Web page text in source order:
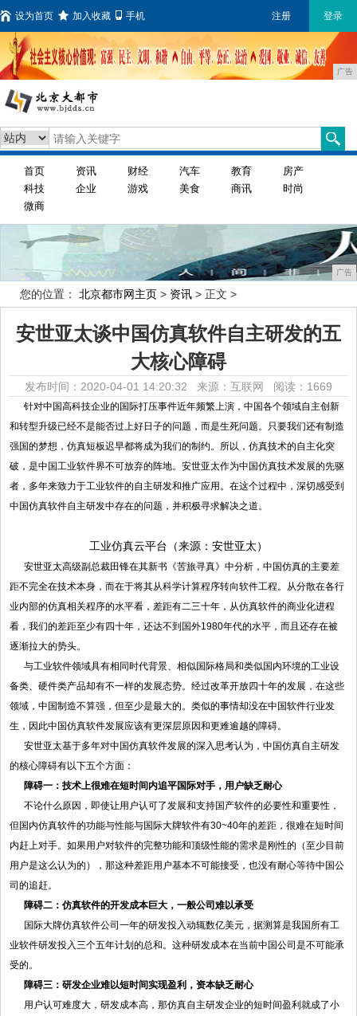
设为首页 加入收藏 手机 注册 登录
广告
首页 资讯 财经 汽车 教育
房产
科技
企业 游戏 美食 商讯
时尚
微商
广告
您的位置： 北京都市网主页 > 资讯 > 正文 >
安世亚太谈中国仿真软件自主研发的五
大核心障碍
发布时间：2020-04-01 14:20:32 来源：互联网 阅读：1669
针对中国高科技企业的国际打压事件近年频繁上演，中国各个领域自主创新
和转型升级已经不是能否过上好日子的问题，而是生死问题。只要我们还有制造
强国的梦想，仿真短板迟早都将成为我们的制约。所以，仿真技术的自主化突
破，是中国工业软件界不可放弃的阵地。安世亚太作为中国仿真技术发展的先驱
者，多年来致力于工业软件的自主研发和推广应用。在这个过程中，深切感受到
中国仿真软件自主研发中存在的问题，并积极寻求解决之道。
工业仿真云平台（来源：安世亚太）
安世亚太高级副总裁田锋在其新书《苦旅寻真》中分析，中国仿真的主要差
距不完全在技术本身，而在于将其从科学计算程序转向软件工程。从分散在各行
业内部的仿真相关程序的水平看，差距有二三十年，从仿真软件的商业化进程
看，我们的差距至少有四十年，还达不到国外1980年代的水平，而且还存在被
逐渐拉大的势头。
与工业软件领域具有相同时代背景、相似国际格局和类似国内环境的工业设
备类、硬件类产品却有不一样的发展态势。经过改革开放四十年的发展，在这些
领域，中国制造不算强，但至少是最大的。类似的事情却没在中国软件行业发
生，因此中国仿真软件发展应该有更深层原因和更难逾越的障碍。
安世亚太基于多年对中国仿真软件发展的深入思考认为，中国仿真自主研发
的核心障碍有以下五个方面：
障碍一：技术上很难在短时间内追平国际对手，用户缺乏耐心
不论什么原因，即使让用户认可了发展和支持国产软件的必要性和重要性，
但国内仿真软件的功能与性能与国际大牌软件有30~40年的差距，很难在短时间
内赶上对手。如果用户对软件的完整功能和顶级性能的需求是刚性的（至少目前
用户是这么认为的），那这种差距用户基本不可能接受，也没有耐心等待中国公
司的追赶。
障碍二：仿真软件的开发成本巨大，一般公司难以承受
国际大牌仿真软件公司一年的研发投入动辄数亿美元，据测算是我国所有工
业软件研发投入三个五年计划的总和。这种研发成本在当前中国公司是不可能承
受的。
障碍三：研发企业难以短时间实现盈利，资本缺乏耐心
用户认可难度大，研发成本高，那仿真自主研发企业的短时间盈利就成了小